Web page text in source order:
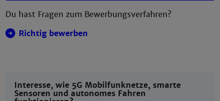
Du hast Fragen zum Bewerbungsverfahren?
Richtig bewerben
Interesse, wie 5G Mobilfunknetze, smarte
Sensoren und autonomes Fahren